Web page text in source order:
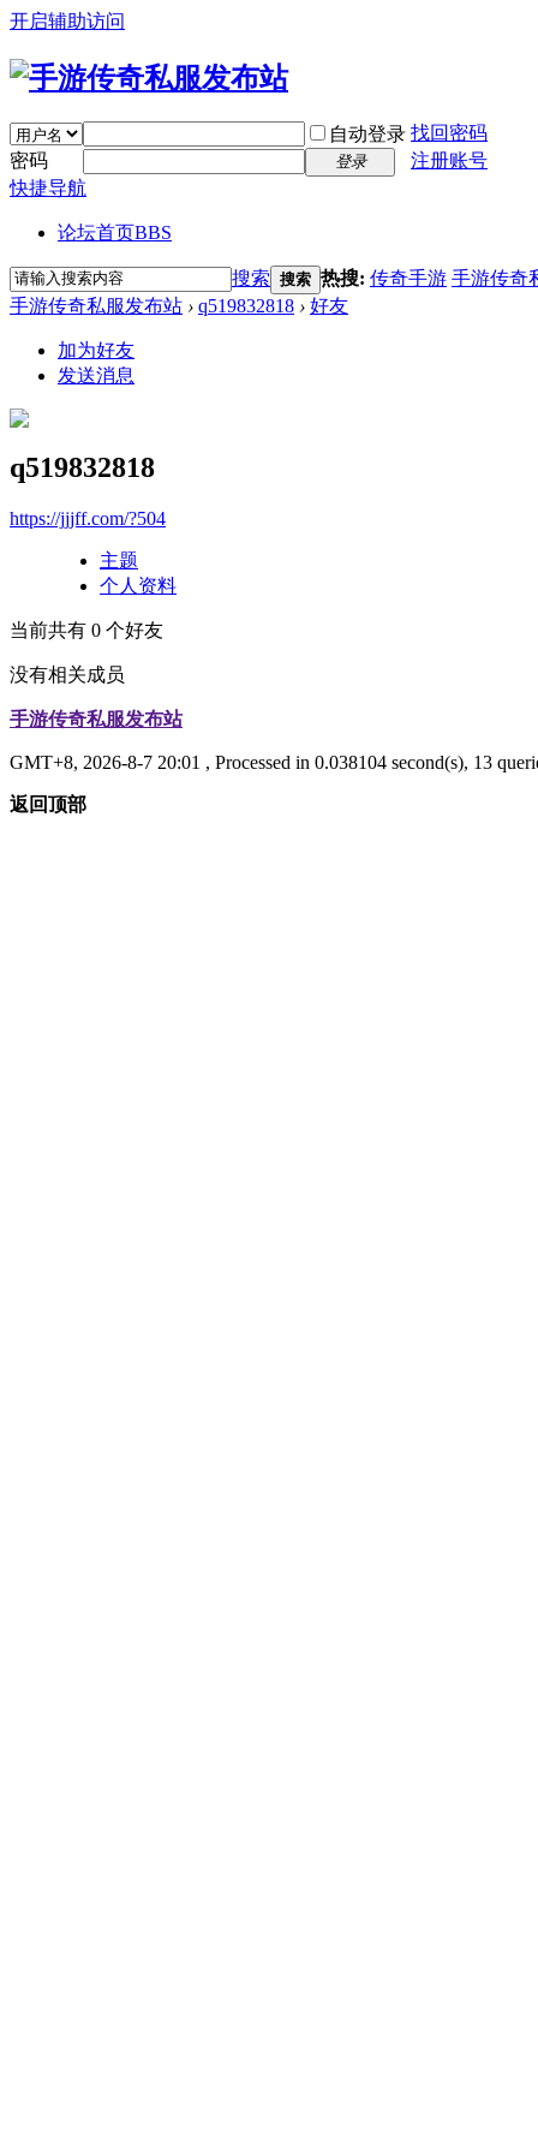
开启辅助访问
自动登录 找回密码
密码
登录
注册账号
快捷导航
论坛首页BBS
搜索 搜索 热搜: 传奇手游 手游传奇
手游传奇私服发布站 › q519832818 › 好友
加为好友
发送消息
q519832818
https://jjjff.com/?504
主题
个人资料
当前共有 0 个好友
没有相关成员
手游传奇私服发布站
GMT+8, 2026-8-7 20:01 , Processed in 0.038104 second(s), 13
返回顶部